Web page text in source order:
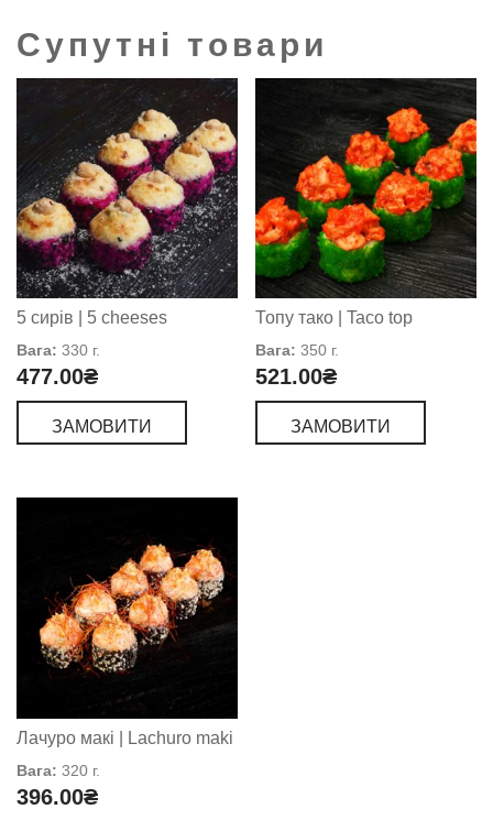
Супутні товари
5 сирів | 5 cheeses
Вага: 330 г.
477.00₴
ЗАМОВИТИ
Топу тако | Taco top
Вага: 350 г.
521.00₴
ЗАМОВИТИ
Лачуро макі | Lachuro maki
Вага: 320 г.
396.00₴